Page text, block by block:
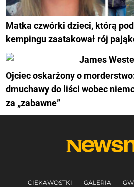
Matka czwórki dzieci, którą
kempingu zaatakował rój
Ojciec oskarżony o
dmuchawy do liści wobec
za „zabawne”
CIEKAWOSTKI GALERIA